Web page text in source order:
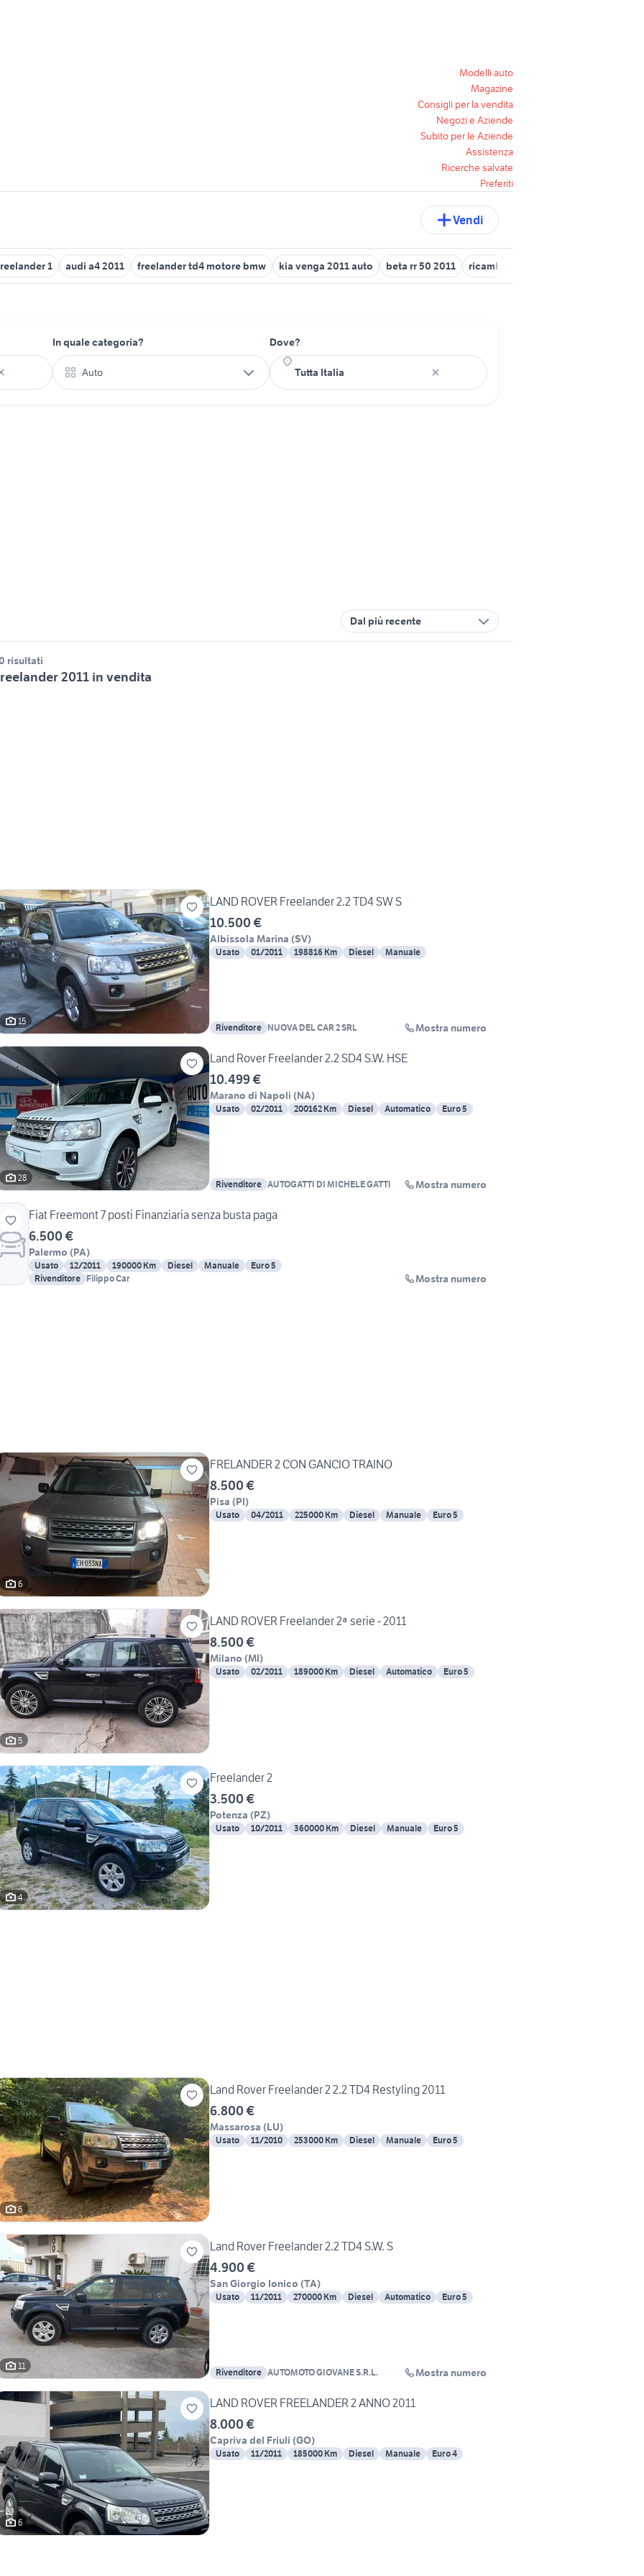
Modelli auto
Magazine
Consigli per la vendita
Negozi e Aziende
Subito per le Aziende
Assistenza
Ricerche salvate
Preferiti
Vendi
1 audi a4 2011 freelander td4 motore bmw kia venga 2011 auto beta rr 50 2011 ricambi freelander 2
In quale categoria?
Auto
Dove?
Dal più recente
risultati
2011 in vendita
15
LAND ROVER Freelander 2.2 TD4 SW S
10.500 €
Albissola Marina (SV)
Usato 01/2011 198816 Km Diesel Manuale
Rivenditore NUOVA DEL CAR 2 SRL Mostra numero
28
Land Rover Freelander 2.2 SD4 S.W. HSE
10.499 €
Marano di Napoli (NA)
Usato 02/2011 200162 Km Diesel Automatico Euro 5
Rivenditore AUTOGATTI DI MICHELE GATTI Mostra numero
Fiat Freemont 7 posti Finanziaria senza busta paga
6.500 €
Palermo (PA)
Usato 12/2011 190000 Km Diesel Manuale
Euro 5
Rivenditore Filippo Car Mostra numero
6
FRELANDER 2 CON GANCIO TRAINO
8.500 €
Pisa (PI)
Usato 04/2011 225000 Km Diesel Manuale Euro 5
5
LAND ROVER Freelander 2ª serie - 2011
8.500 €
Milano (MI)
Usato 02/2011 189000 Km Diesel Automatico Euro 5
4
Freelander 2
3.500 €
Potenza (PZ)
Usato 10/2011 360000 Km Diesel Manuale Euro 5
6
Land Rover Freelander 2 2.2 TD4 Restyling 2011
6.800 €
Massarosa (LU)
Usato 11/2010 253000 Km Diesel Manuale Euro 5
11
Land Rover Freelander 2.2 TD4 S.W. S
4.900 €
San Giorgio Ionico (TA)
Usato 11/2011 270000 Km Diesel Automatico Euro 5
Rivenditore AUTOMOTO GIOVANE S.R.L. Mostra numero
6
LAND ROVER FREELANDER 2 ANNO 2011
8.000 €
Capriva del Friuli (GO)
Usato 11/2011 185000 Km Diesel Manuale Euro 4